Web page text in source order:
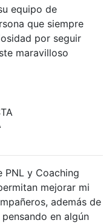
equipo de
que siempre
por seguir
maravilloso
PNL y Coaching
mejorar mi
además de
en algún